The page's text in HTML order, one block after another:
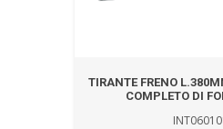
TIRANTE FRENO
COMPLETO DI